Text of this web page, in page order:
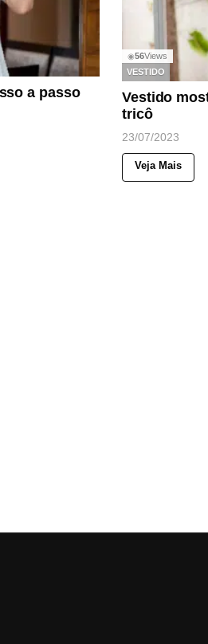
a passo
◉56Views
VESTIDO
Vestido
tricô
23/07/2023
Veja Mais